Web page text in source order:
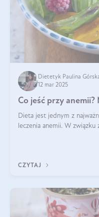
Dietetyk Paulina
12 mar 2025
Co jeść przy
Dieta jest jednym z
leczenia anemii. W
CZYTAJ